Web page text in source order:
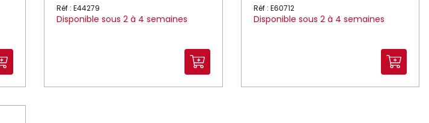
Réf : E44279
Disponible sous 2 à 4 semaines
Réf : E60712
Disponible sous 2 à 4 semaines